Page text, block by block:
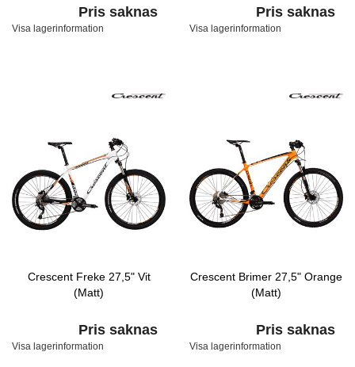
Pris saknas
Visa lagerinformation
Pris saknas
Visa lagerinformation
Crescent Freke 27,5" Vit
(Matt)
Pris saknas
Visa lagerinformation
Crescent Brimer 27,5" Orange
(Matt)
Pris saknas
Visa lagerinformation